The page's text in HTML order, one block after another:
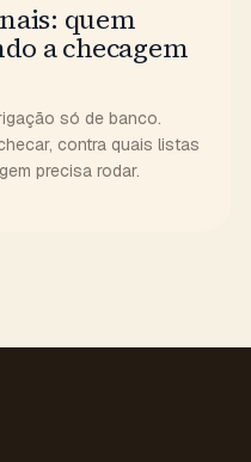
quem
a checagem
só de banco.
contra quais listas
precisa rodar.